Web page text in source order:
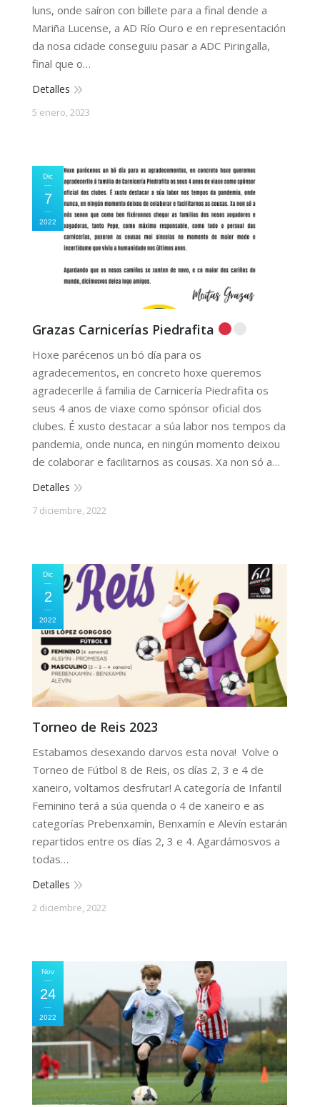
luns, onde saíron con billete para a final dende a
Mariña Lucense, a AD Río Ouro e en representación
da nosa cidade conseguiu pasar a ADC Piringalla,
final que o…
Detalles
5 enero, 2023
Dic
7
2022
Grazas Carnicerías Piedrafita
Hoxe parécenos un bó día para os
agradecementos, en concreto hoxe queremos
agradecerlle á familia de Carnicería Piedrafita os
seus 4 anos de viaxe como spónsor oficial dos
clubes. É xusto destacar a súa labor nos tempos da
pandemia, onde nunca, en ningún momento deixou
de colaborar e facilitarnos as cousas. Xa non só a…
Detalles
7 diciembre, 2022
Dic
2
2022
Torneo de Reis 2023
Estabamos desexando darvos esta nova! Volve o
Torneo de Fútbol 8 de Reis, os días 2, 3 e 4 de
xaneiro, voltamos desfrutar! A categoría de Infantil
Feminino terá a súa quenda o 4 de xaneiro e as
categorías Prebenxamín, Benxamín e Alevín estarán
repartidos entre os días 2, 3 e 4. Agardámosvos a
todas…
Detalles
2 diciembre, 2022
Nov
24
2022